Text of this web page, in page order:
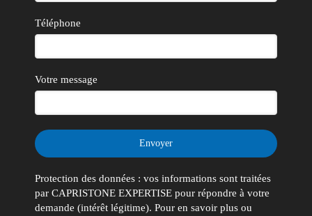
Téléphone
Votre message
Envoyer
Protection des données : vos informations sont traitées
par CAPRISTONE EXPERTISE pour répondre à votre
demande (intérêt légitime). Pour en savoir plus ou